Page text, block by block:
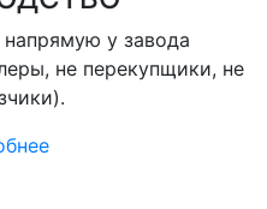
у завода
не перекупщики, не